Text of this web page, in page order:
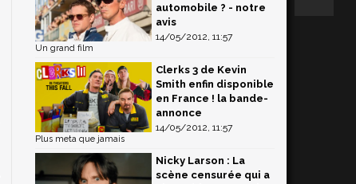
automobile ? - notre
avis
14/05/2012, 11:57
Un grand film
Clerks 3 de Kevin
Smith enfin disponible
en France ! la bande-
annonce
14/05/2012, 11:57
Plus meta que jamais
Nicky Larson : La
scène censurée qui a